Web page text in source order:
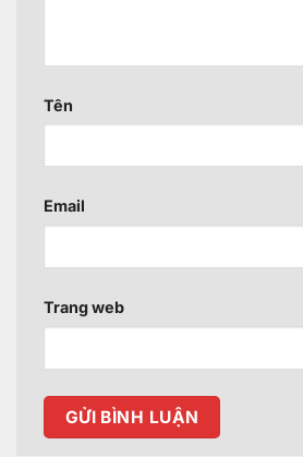
Tên
Email
Trang web